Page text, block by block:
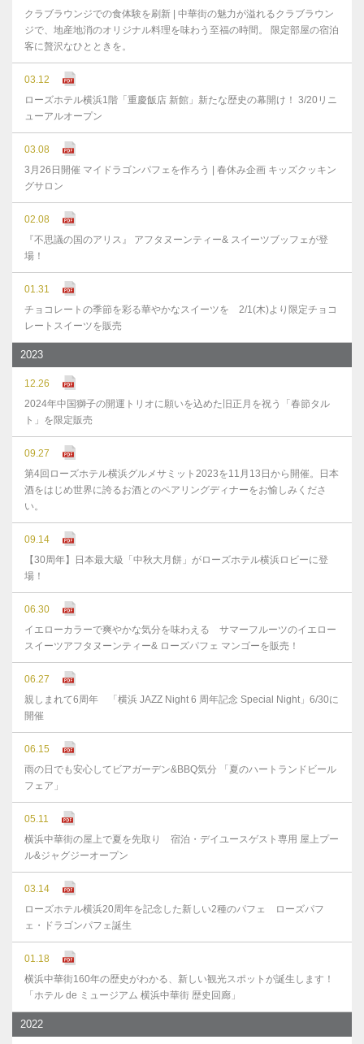
クラブラウンジでの食体験を刷新 | 中華街の魅力が溢れるクラブラウン
ジで、地産地消のオリジナル料理を味わう至福の時間。 限定部屋の宿泊
客に贅沢なひとときを。
03.12
ローズホテル横浜1階「重慶飯店 新館」新たな歴史の幕開け！ 3/20リニ
ューアルオープン
03.08
3月26日開催 マイドラゴンパフェを作ろう | 春休み企画 キッズクッキン
グサロン
02.08
『不思議の国のアリス』 アフタヌーンティー& スイーツブッフェが登
場！
01.31
チョコレートの季節を彩る華やかなスイーツを 2/1(木)より限定チョコ
レートスイーツを販売
2023
12.26
2024年中国獅子の開運トリオに願いを込めた旧正月を祝う「春節タル
ト」を限定販売
09.27
第4回ローズホテル横浜グルメサミット2023を11月13日から開催。日本
酒をはじめ世界に誇るお酒とのペアリングディナーをお愉しみくださ
い。
09.14
【30周年】日本最大級「中秋大月餅」がローズホテル横浜ロビーに登
場！
06.30
イエローカラーで爽やかな気分を味わえる サマーフルーツのイエロー
スイーツアフタヌーンティー& ローズパフェ マンゴーを販売！
06.27
親しまれて6周年 「横浜 JAZZ Night 6 周年記念 Special Night」6/30に
開催
06.15
雨の日でも安心してビアガーデン&BBQ気分 「夏のハートランドビール
フェア」
05.11
横浜中華街の屋上で夏を先取り 宿泊・デイユースゲスト専用 屋上プー
ル&ジャグジーオープン
03.14
ローズホテル横浜20周年を記念した新しい2種のパフェ ローズパフ
ェ・ドラゴンパフェ誕生
01.18
横浜中華街160年の歴史がわかる、新しい観光スポットが誕生します！
「ホテル de ミュージアム 横浜中華街 歴史回廊」
2022